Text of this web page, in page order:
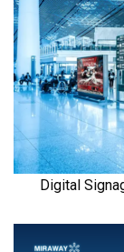
Digital